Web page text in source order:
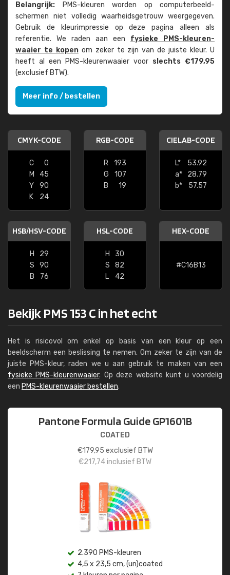
Belangrijk: PMS-kleuren worden op computer­beeld­
schermen niet volledig waarheids­­getrouw weer­gegeven.
Gebruik de kleur­impressie op deze pagina alleen als
referentie. We raden aan een fysieke PMS-kleuren­
waaier te kopenom zeker te zijn van de juiste kleur. U
heeft al een PMS-kleuren­waaier voor slechts €179,95
(exclusief BTW).
Meer info / bestellen
CMYK-CODE
C
0
M
45
Y
90
K
24
RGB-CODE
R
193
G
107
B
19
CIELAB-CODE
L*
53.92
a*
28.79
b*
57.57
HSB/HSV-CODE
H
29
S
90
B
76
HSL-CODE
H
30
S
82
L
42
HEX-CODE
#C16B13
Bekijk PMS 153 C in het echt
Het is risicovol om enkel op basis van een kleur op een
beeldscherm een beslissing te nemen. Om zeker te zijn van de
juiste PMS-kleur, raden we u aan gebruik te maken van een
fysieke PMS-kleurenwaaier. Op deze website kunt u voordelig
een PMS-kleurenwaaier bestellen.
Pantone Formula Guide GP1601B
COATED
€179,95 exclusief BTW
€217,74inclusief BTW
2.390 PMS-kleuren
4,5 x 23,5 cm, (un)coated